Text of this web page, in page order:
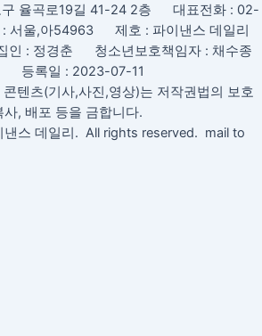
구 율곡로19길 41-24 2층 대표전화 : 02-
울,아54963 제호 : 파이낸스 데일리
: 정경춘 청소년보호책임자 : 채수종
등록일 : 2023-07-11
텐츠(기사,사진,영상)는 저작권법의 보호
, 배포 등을 금합니다.
스 데일리. All rights reserved. mail to